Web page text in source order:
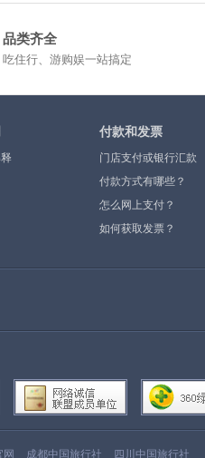
品类齐全
吃住行、游购娱一站搞定
付款和发票
门店支付或银行汇款
付款方式有哪些？
怎么网上支付？
如何获取发票？
网 成都中国旅行社 四川中国旅行社